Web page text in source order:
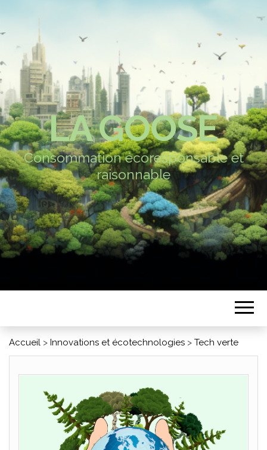
LA GOOSE
Consommation écoresponsable et
raisonnable
Accueil > Innovations et écotechnologies > Tech verte